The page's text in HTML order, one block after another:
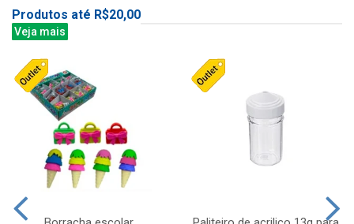
Produtos até R$20,00
Veja mais